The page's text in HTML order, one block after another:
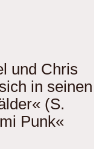
und Chris
in seinen
(S.
Punk«